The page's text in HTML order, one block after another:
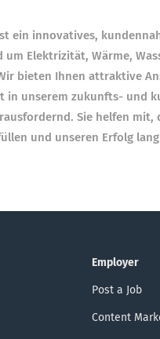
ein innovatives,
um Elektrizität, Wärme,
bieten Ihnen attraktive
in unserem zukunfts- und
Sie helfen mit,
und unseren Erfolg
Employer
Post a Job
Content